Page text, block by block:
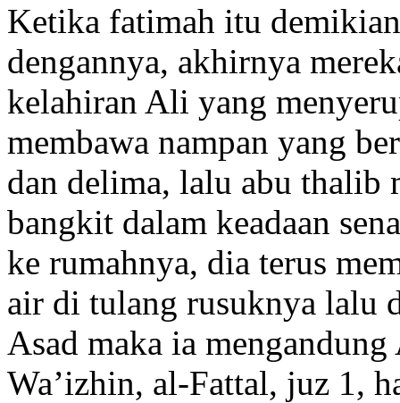
Ketika fatimah itu
dengannya, akhirnya
kelahiran Ali yang
membawa nampan yang
dan delima, lalu abu thalib
bangkit dalam keadaan
ke rumahnya, dia terus
air di tulang rusuknya lalu
Asad maka ia
Wa’izhin, al-Fattal, juz 1,